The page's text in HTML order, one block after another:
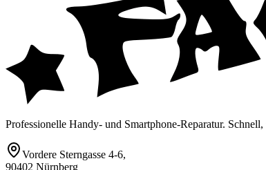
Professionelle Handy- und Smartphone-Reparatur.
Vordere Sterngasse 4-6,
90402 Nürnberg